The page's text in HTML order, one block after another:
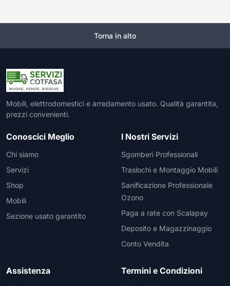
Torna in alto
Mobili, elettrodomestici e arredamento usato. Qualità garantita,
prezzi convenienti.
Conoscici Meglio
Chi siamo
Servizi
Shop
Mobili
Sezione usato garantito
I Nostri Servizi
Sgomberi Professionali
Traslochi e Montaggio Mobili
Sanificazione Professionale
Ozono
Paga a rate con Scalapay
Deposito e Magazzinaggio
Conto Vendita
Assistenza Termini e Condizioni